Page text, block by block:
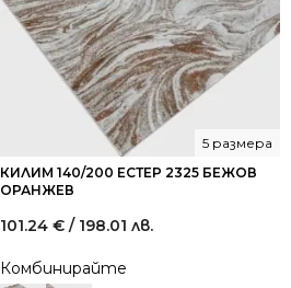
КИЛИМ 140/200 ЕСТЕР 2325 БЕЖОВ
ОРАНЖЕВ
5 размера
101.24 € / 198.01 лв.
Комбинирайте